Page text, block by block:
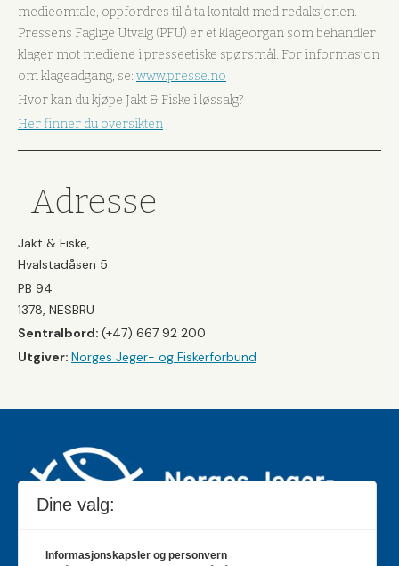
medieomtale, oppfordres til å ta kontakt med redaksjonen.
Pressens Faglige Utvalg (PFU) er et klageorgan som behandler
klager mot mediene i presseetiske spørsmål. For informasjon
om klageadgang, se: www.presse.no
Hvor kan du kjøpe Jakt & Fiske i løssalg?
Her finner du oversikten
Adresse
Jakt & Fiske,
Hvalstadåsen 5
PB 94
1378, NESBRU
Sentralbord: (+47) 667 92 200
Utgiver: Norges Jeger- og Fiskerforbund
Dine valg:
Informasjonskapsler og personvern